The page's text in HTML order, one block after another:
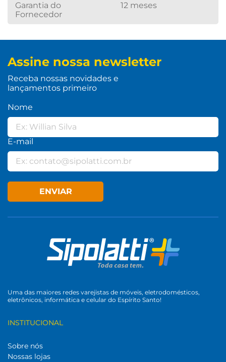
Garantia do
Fornecedor
12 meses
Assine nossa newsletter
Receba nossas novidades e
lançamentos primeiro
Nome
E-mail
ENVIAR
Uma das maiores redes varejistas de móveis, eletrodomésticos,
eletrônicos, informática e celular do Espírito Santo!
INSTITUCIONAL
Sobre nós
Nossas lojas